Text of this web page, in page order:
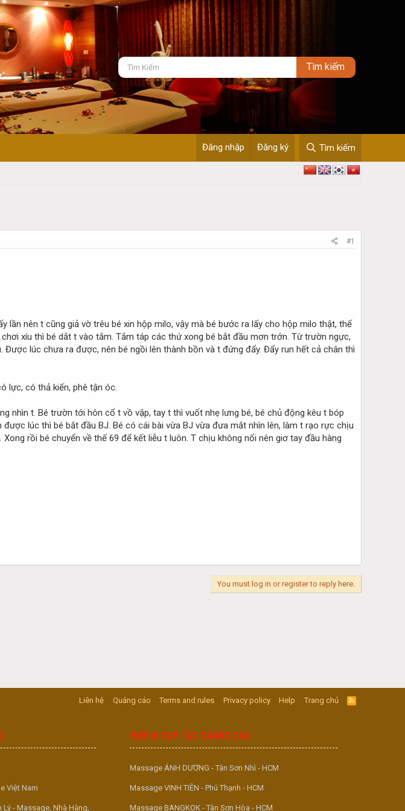
Đăng nhập Đăng ký Tìm kiếm
#1
lần nên t cũng giả vờ trêu bé xin hộp milo, vậy mà bé bước ra lấy cho hộp milo thật, thế
xíu thì bé dắt t vào tắm. Tắm táp các thứ xong bé bắt đầu mơn trớn. Từ trườn ngực,
lúc chưa ra được, nên bé ngồi lên thành bồn và t đứng đẩy. Đẩy run hết cả chân thì
lực, có thả kiến, phê tận óc.
nhìn t. Bé trườn tới hôn cổ t vồ vập, tay t thì vuốt nhẹ lưng bé, bé chủ động kêu t bóp
lúc thì bé bắt đầu BJ. Bé có cái bài vừa BJ vừa đưa mắt nhìn lên, làm t rạo rực chịu
rồi bé chuyển về thế 69 để kết liễu t luôn. T chịu không nổi nên giơ tay đầu hàng
You must log in or register to reply here.
Liên hệ Quảng cáo Terms and rules Privacy policy Help Trang chủ
R
S
Việt Nam
Lý - Massage, Nhà Hàng,
ĐƠN VỊ HỢP TÁC QUẢNG CÁO
Massage ÁNH DƯƠNG - Tân Sơn Nhì - HCM
Massage VINH TIÊN - Phú Thạnh - HCM
Massage BANGKOK - Tân Sơn Hòa - HCM